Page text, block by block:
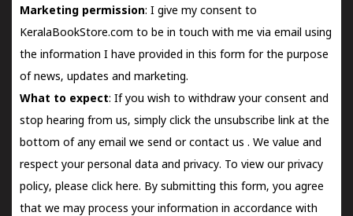
Marketing permission: I give my consent to
KeralaBookStore.com to be in touch with me via email using
the information I have provided in this form for the purpose
of news, updates and marketing.
What to expect: If you wish to withdraw your consent and
stop hearing from us, simply click the unsubscribe link at the
bottom of any email we send orcontact us . We value and
respect your personal data and privacy. To view our privacy
policy, please click here. By submitting this form, you agree
that we may process your information in accordance with